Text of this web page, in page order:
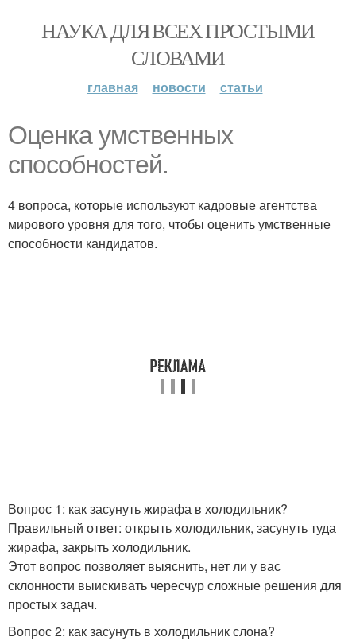
НАУКА ДЛЯ ВСЕХ ПРОСТЫМИ
СЛОВАМИ
главная новости статьи
Оценка умственных
способностей.
4 вопроса, которые используют кадровые агентства
мирового уровня для того, чтобы оценить умственные
способности кандидатов.
Вопрос 1: как засунуть жирафа в холодильник?
Правильный ответ: открыть холодильник, засунуть туда
жирафа, закрыть холодильник.
Этот вопрос позволяет выяснить, нет ли у вас
склонности выискивать чересчур сложные решения для
простых задач.
Вопрос 2: как засунуть в холодильник слона?